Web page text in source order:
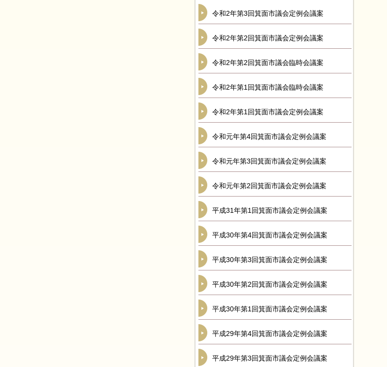
令和2年第3回箕面市議会定例会議案
令和2年第2回箕面市議会定例会議案
令和2年第2回箕面市議会臨時会議案
令和2年第1回箕面市議会臨時会議案
令和2年第1回箕面市議会定例会議案
令和元年第4回箕面市議会定例会議案
令和元年第3回箕面市議会定例会議案
令和元年第2回箕面市議会定例会議案
平成31年第1回箕面市議会定例会議案
平成30年第4回箕面市議会定例会議案
平成30年第3回箕面市議会定例会議案
平成30年第2回箕面市議会定例会議案
平成30年第1回箕面市議会定例会議案
平成29年第4回箕面市議会定例会議案
平成29年第3回箕面市議会定例会議案